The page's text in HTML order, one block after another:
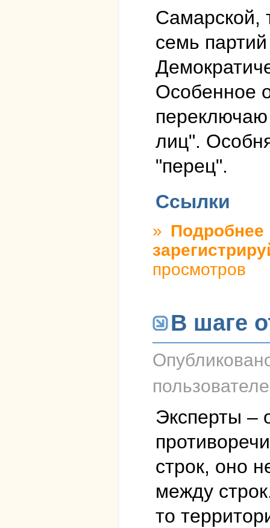
Самарской,
семь
Особенное
лиц".
"перец".
Ссылки
» Подробнее
просмотров
В шаге
Эксперты –
строк, оно
между
то